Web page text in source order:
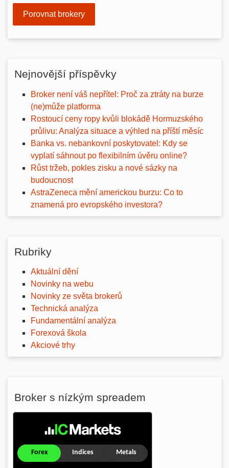
Porovnat brokery
Nejnovější příspěvky
Broker není váš nepřítel: Proč za ztráty na burze
(ne)může platforma
Rostoucí ceny ropy kvůli blokádě Hormuzského
průlivu: Analýza situace a výhled na příští měsíc
Banka vs. nebankovní poskytovatel: Kdy se
vyplatí sáhnout po flexibilním úvěru online?
Růst tržeb, pokles zisku a nové sázky na
budoucnost
AstraZeneca mění americkou burzu: Co to
znamená pro evropského investora?
Rubriky
Aktuální dění
Novinky na webu
Novinky ze světa brokerů
Technická analýza
Fundamentální analýza
Forexová škola
Akciové trhy
Broker s nízkým spreadem